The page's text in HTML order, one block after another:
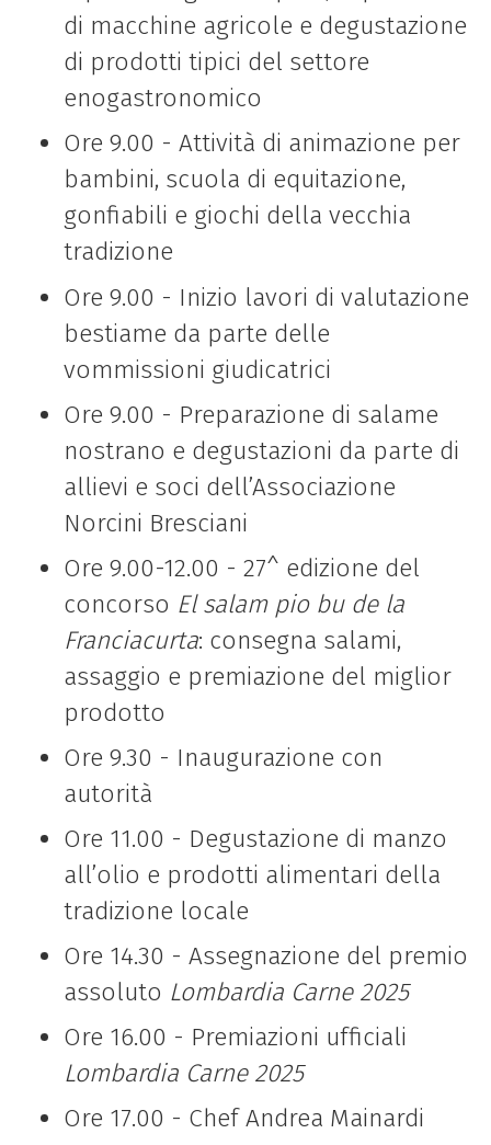
di macchine agricole e degustazione
di prodotti tipici del settore
enogastronomico
Ore 9.00 - Attività di animazione per
bambini, scuola di equitazione,
gonfiabili e giochi della vecchia
tradizione
Ore 9.00 - Inizio lavori di valutazione
bestiame da parte delle
vommissioni giudicatrici
Ore 9.00 - Preparazione di salame
nostrano e degustazioni da parte di
allievi e soci dell’Associazione
Norcini Bresciani
Ore 9.00-12.00 - 27^ edizione del
concorso El salam pio bu de la
Franciacurta: consegna salami,
assaggio e premiazione del miglior
prodotto
Ore 9.30 - Inaugurazione con
autorità
Ore 11.00 - Degustazione di manzo
all’olio e prodotti alimentari della
tradizione locale
Ore 14.30 - Assegnazione del premio
assoluto Lombardia Carne 2025
Ore 16.00 - Premiazioni ufficiali
Lombardia Carne 2025
Ore 17.00 - Chef Andrea Mainardi